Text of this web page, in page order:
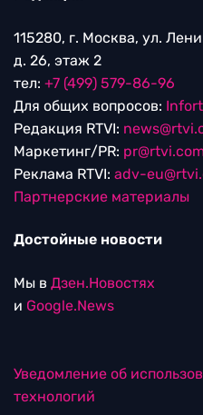
115280, г. Москва, ул.
д. 26, этаж 2
тел: +7 (499) 579-86-96
Для общих вопросов:
Редакция RTVI:
Маркетинг/PR:
Реклама RTVI: adv-
Партнерские материалы
Достойные новости
Мы в Дзен.Новостях
и Google.News
Уведомление об
технологий